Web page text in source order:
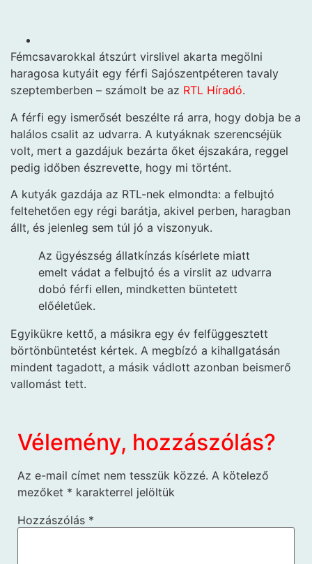
Fémcsavarokkal átszúrt virslivel akarta megölni
haragosa kutyáit egy férfi Sajószentpéteren tavaly
szeptemberben – számolt be az RTL Híradó.
A férfi egy ismerősét beszélte rá arra, hogy dobja be a
halálos csalit az udvarra. A kutyáknak szerencséjük
volt, mert a gazdájuk bezárta őket éjszakára, reggel
pedig időben észrevette, hogy mi történt.
A kutyák gazdája az RTL-nek elmondta: a felbujtó
feltehetően egy régi barátja, akivel perben, haragban
állt, és jelenleg sem túl jó a viszonyuk.
Az ügyészség állatkínzás kísérlete miatt
emelt vádat a felbujtó és a virslit az udvarra
dobó férfi ellen, mindketten büntetett
előéletűek.
Egyikükre kettő, a másikra egy év felfüggesztett
börtönbüntetést kértek. A megbízó a kihallgatásán
mindent tagadott, a másik vádlott azonban beismerő
vallomást tett.
Vélemény, hozzászólás?
Az e-mail címet nem tesszük közzé. A kötelező
mezőket * karakterrel jelöltük
Hozzászólás *